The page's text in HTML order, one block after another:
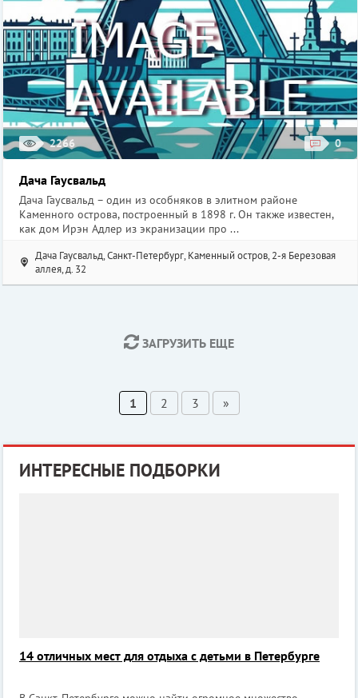
2266 0
Дача Гаусвальд
Дача Гаусвальд – один из особняков в элитном районе
Каменного острова, построенный в 1898 г. Он также известен,
как дом Ирэн Адлер из экранизации про ...
Дача Гаусвальд, Санкт-Петербург, Каменный остров, 2-я Березовая
аллея, д. 32
ЗАГРУЗИТЬ ЕЩЕ
1 2 3 »
ИНТЕРЕСНЫЕ ПОДБОРКИ
14 отличных мест для отдыха с детьми в Петербурге